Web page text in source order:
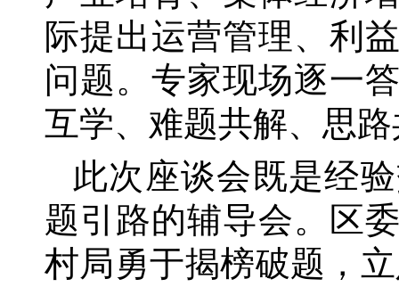
际提出运营管理、利
问题。专家现场逐一
互学、难题共解、思
此次座谈会既是经
题引路的辅导会。区
村局勇于揭榜破题，